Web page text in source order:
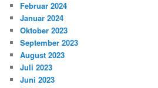
Februar 2024
Januar 2024
Oktober 2023
September 2023
August 2023
Juli 2023
Juni 2023